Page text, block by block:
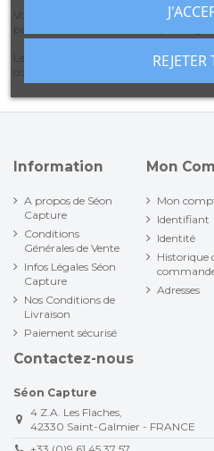
Votre colis est expédié à vos propres
particulière est portée aux objets fragiles.
Les dimensions des boîtes sont
Information
A propos de Séon
Capture
Conditions
Générales de Vente
Infos Légales Séon
Capture
Nos Conditions de
Livraison
Paiement sécurisé
Mon
Mon
Identifiant
Identité
Historique
Adresses
Contactez-nous
Séon Capture
4 Z.A. Les Flaches,
42330 Saint-Galmier - FRANCE